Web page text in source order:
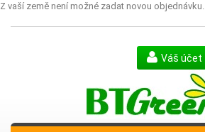
Z vaší země není možné zadat novou objednávku.
Váš účet